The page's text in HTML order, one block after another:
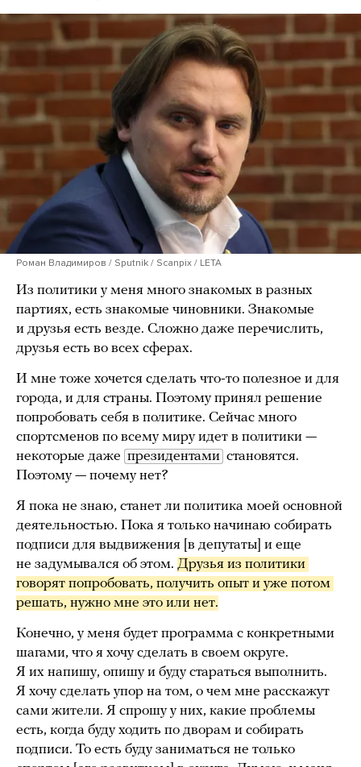
Роман Владимиров / Sputnik / Scanpix / LETA
Из политики у меня много знакомых в разных
партиях, есть знакомые чиновники. Знакомые
и друзья есть везде. Сложно даже перечислить,
друзья есть во всех сферах.
И мне тоже хочется сделать что-то полезное и для
города, и для страны. Поэтому принял решение
попробовать себя в политике. Сейчас много
спортсменов по всему миру идет в политики —
некоторые даже президентами становятся.
Поэтому — почему нет?
Я пока не знаю, станет ли политика моей основной
деятельностью. Пока я только начинаю собирать
подписи для выдвижения [в депутаты] и еще
не задумывался об этом. Друзья из политики
говорят попробовать, получить опыт и уже потом
решать, нужно мне это или нет.
Конечно, у меня будет программа с конкретными
шагами, что я хочу сделать в своем округе.
Я их напишу, опишу и буду стараться выполнить.
Я хочу сделать упор на том, о чем мне расскажут
сами жители. Я спрошу у них, какие проблемы
есть, когда буду ходить по дворам и собирать
подписи. То есть буду заниматься не только